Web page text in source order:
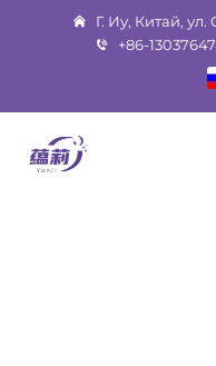
Г. Иу, Китай,
+86-